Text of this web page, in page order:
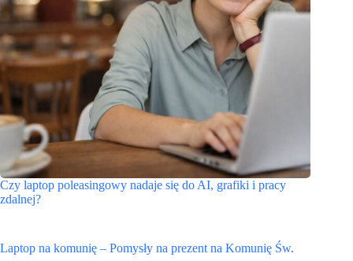
Czy laptop poleasingowy nadaje się do AI, grafiki i pracy
zdalnej?
Laptop na komunię – Pomysły na prezent na Komunię Św.